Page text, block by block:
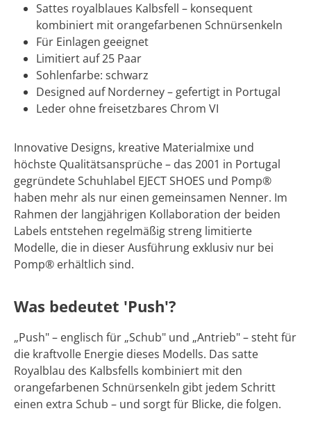
Sattes royalblaues Kalbsfell – konsequent
kombiniert mit orangefarbenen Schnürsenkeln
Für Einlagen geeignet
Limitiert auf 25 Paar
Sohlenfarbe: schwarz
Designed auf Norderney – gefertigt in Portugal
Leder ohne freisetzbares Chrom VI
Innovative Designs, kreative Materialmixe und
höchste Qualitätsansprüche – das 2001 in Portugal
gegründete Schuhlabel EJECT SHOES und Pomp®
haben mehr als nur einen gemeinsamen Nenner. Im
Rahmen der langjährigen Kollaboration der beiden
Labels entstehen regelmäßig streng limitierte
Modelle, die in dieser Ausführung exklusiv nur bei
Pomp® erhältlich sind.
Was bedeutet 'Push'?
„Push" – englisch für „Schub" und „Antrieb" – steht für
die kraftvolle Energie dieses Modells. Das satte
Royalblau des Kalbsfells kombiniert mit den
orangefarbenen Schnürsenkeln gibt jedem Schritt
einen extra Schub – und sorgt für Blicke, die folgen.